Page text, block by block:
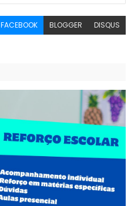
FACEBOOK BLOGGER DISQUS